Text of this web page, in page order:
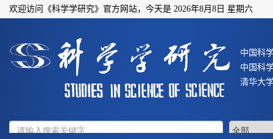
欢迎访问《科学学研究》官方网站，今天是 2026年8月8日 星期六
中国科
中国科
清华大